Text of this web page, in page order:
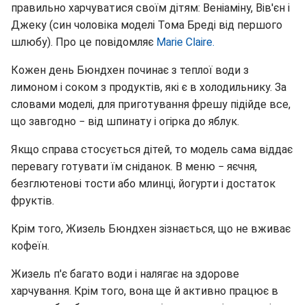
правильно харчуватися своїм дітям: Веніаміну, Вів'єн і
Джеку (син чоловіка моделі Тома Бреді від першого
шлюбу). Про це повідомляє Marie Claire.
Кожен день Бюндхен починає з теплої води з
лимоном і соком з продуктів, які є в холодильнику. За
словами моделі, для приготування фрешу підійде все,
що завгодно − від шпинату і огірка до яблук.
Якщо справа стосується дітей, то модель сама віддає
перевагу готувати їм сніданок. В меню − яєчня,
безглютенові тости або млинці, йогурти і достаток
фруктів.
Крім того, Жизель Бюндхен зізнається, що не вживає
кофеїн.
Жизель п'є багато води і налягає на здорове
харчування. Крім того, вона ще й активно працює в